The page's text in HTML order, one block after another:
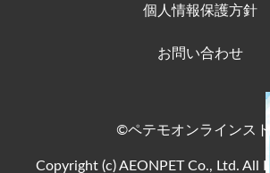
個人情報保護方針
お問い合わせ
©ペテモオンラインス
Copyright (c) AEONPET Co., Ltd. All